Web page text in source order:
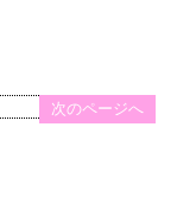
次のページへ